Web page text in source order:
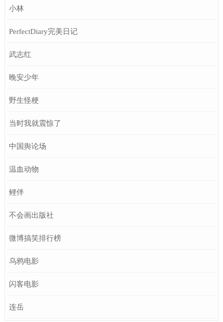
小林
PerfectDiary完美日记
武志红
晚安少年
野生怪梗
当时我就震惊了
中国舆论场
温血动物
鲤伴
不会画出版社
微博搞笑排行榜
乌鸦电影
闪客电影
连岳